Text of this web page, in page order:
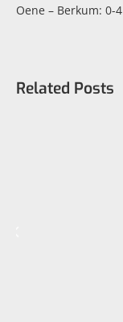
Oene – Berkum: 0-4
Related Posts